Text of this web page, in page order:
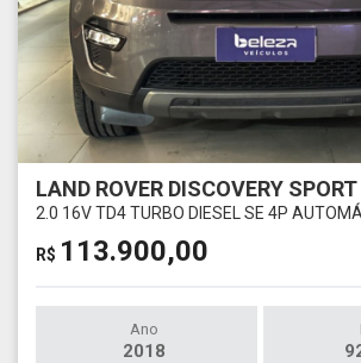
LAND ROVER DISCOVERY SPORT
2.0 16V TD4 TURBO DIESEL SE 4P
R$ 113.900,00
Ano
2018